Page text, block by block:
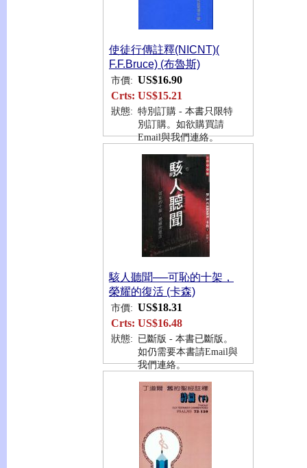
使徒行傳註釋(NICNT)(
F.F.Bruce) (布魯斯)
市價: US$16.90
Crts: US$15.21
狀態: 特別訂購 - 本書只限特
別訂購。如欲購買請
Email與我們連絡。
駭人聽聞──可恥的十架，
榮耀的復活 (卡森)
市價: US$18.31
Crts: US$16.48
狀態: 已斷版 - 本書已斷版。
如仍需要本書請Email與
我們連絡。